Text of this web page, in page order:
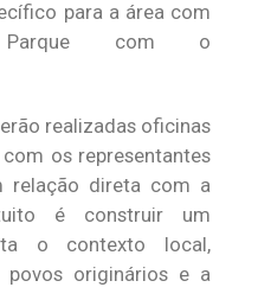
para a área com
Parque com o
realizadas oficinas
os representantes
relação direta com a
é construir um
o contexto local,
originários e a